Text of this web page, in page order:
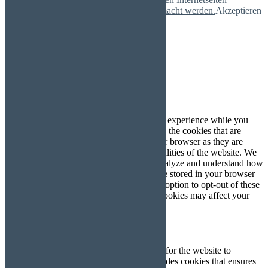
nutzerfreundlich, effektiv und sicherer gemacht werden.Akzeptieren
This website uses cookies to improve your experience while you
navigate through the website. Out of these, the cookies that are
categorized as necessary are stored on your browser as they are
essential for the working of basic functionalities of the website. We
also use third-party cookies that help us analyze and understand how
you use this website. These cookies will be stored in your browser
only with your consent. You also have the option to opt-out of these
cookies. But opting out of some of these cookies may affect your
Necessary cookies are absolutely essential for the website to
function properly. This category only includes cookies that ensures